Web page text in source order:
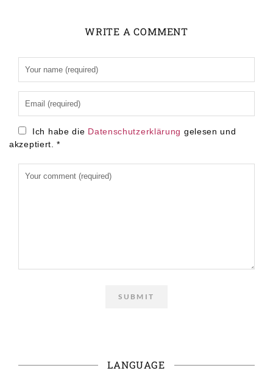
WRITE A COMMENT
Ich habe die Datenschutzerklärung gelesen und
akzeptiert.
*
LANGUAGE